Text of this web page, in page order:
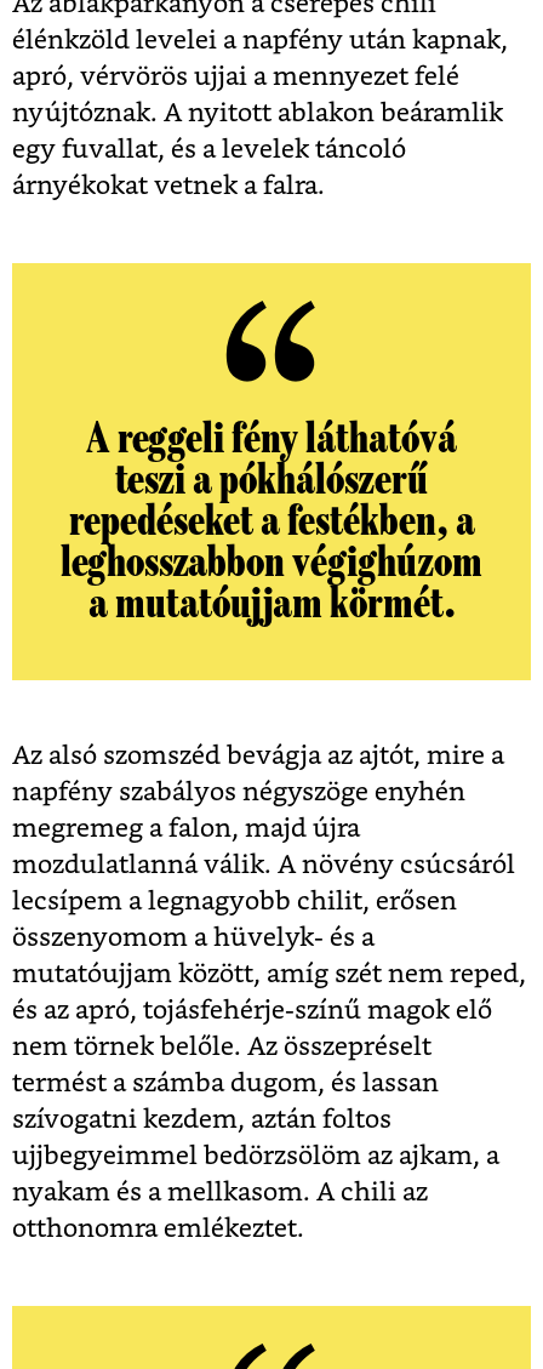
élénkzöld levelei a napfény után kapnak,
apró, vérvörös ujjai a mennyezet felé
nyújtóznak. A nyitott ablakon beáramlik
egy fuvallat, és a levelek táncoló
árnyékokat vetnek a falra.
A reggeli fény láthatóvá
teszi a pókhálószerű
repedéseket a festékben, a
leghosszabbon végighúzom
a mutatóujjam körmét.
Az alsó szomszéd bevágja az ajtót, mire a
napfény szabályos négyszöge enyhén
megremeg a falon, majd újra
mozdulatlanná válik. A növény csúcsáról
lecsípem a legnagyobb chilit, erősen
összenyomom a hüvelyk- és a
mutatóujjam között, amíg szét nem reped,
és az apró, tojásfehérje-színű magok elő
nem törnek belőle. Az összepréselt
termést a számba dugom, és lassan
szívogatni kezdem, aztán foltos
ujjbegyeimmel bedörzsölöm az ajkam, a
nyakam és a mellkasom. A chili az
otthonomra emlékeztet.